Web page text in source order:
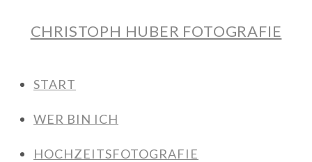
CHRISTOPH HUBER FOTOGRAFIE
START
WER BIN ICH
HOCHZEITSFOTOGRAFIE